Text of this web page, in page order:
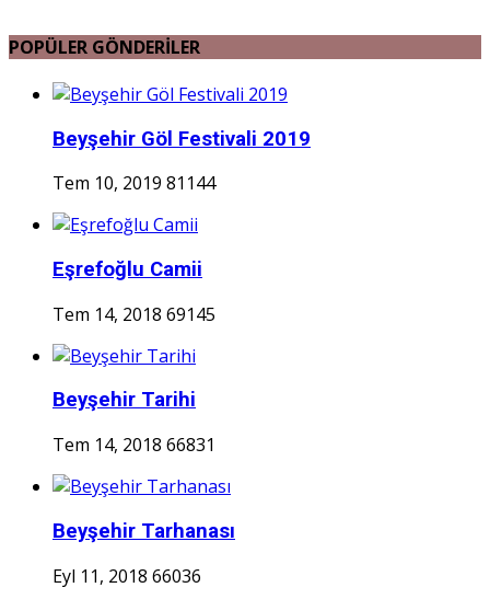
POPÜLER GÖNDERİLER
Beyşehir Göl Festivali 2019
Tem 10, 2019 81144
Eşrefoğlu Camii
Tem 14, 2018 69145
Beyşehir Tarihi
Tem 14, 2018 66831
Beyşehir Tarhanası
Eyl 11, 2018 66036